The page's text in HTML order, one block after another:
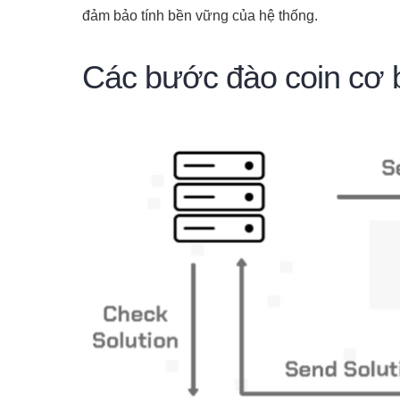
đảm bảo tính bền vững của hệ thống.
Các bước đào coin cơ